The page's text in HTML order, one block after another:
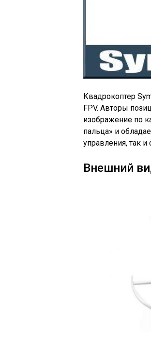
Квадрокоптер
FPV. Авторы
изображение по
пальца» и
управления, так
Внешний